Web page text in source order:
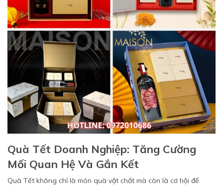
Quà Tết Doanh Nghiệp: Tăng Cường
Mối Quan Hệ Và Gắn Kết
Quà Tết không chỉ là món quà vật chất mà còn là cơ hội để